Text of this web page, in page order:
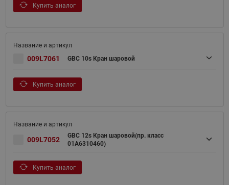
Купить аналог
009L7061 GBC 10s Кран шаровой
Купить аналог
009L7052
GBC 12s Кран шаровой(пр. класс
01A6310460)
Купить аналог